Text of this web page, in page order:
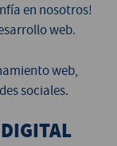
en nosotros!
web.
web,
sociales.